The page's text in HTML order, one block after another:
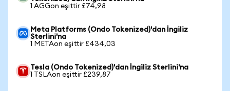
1 AGGon eşittir £74,98
Meta Platforms (Ondo Tokenized)'dan İngiliz
Sterlini'na
1 METAon eşittir £434,03
Tesla (Ondo Tokenized)'dan İngiliz Sterlini'na
1 TSLAon eşittir £239,87